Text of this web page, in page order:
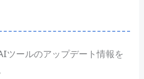
ツールのアップデート情報を